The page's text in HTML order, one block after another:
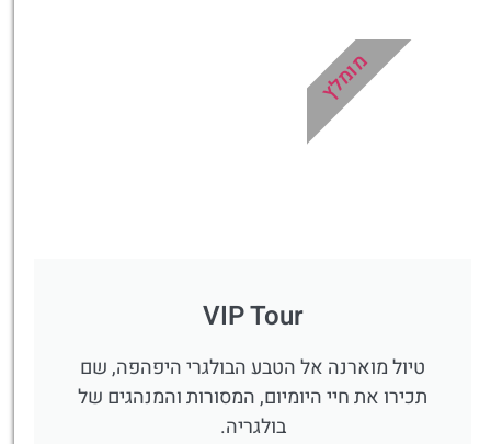
מומלץ?
לחצו
פה!
VIP Tour
טיול מוארנה אל הטבע הבולגרי היפהפה, שם
תכירו את חיי היומיום, המסורות והמנהגים של
בולגריה.
מומלץ